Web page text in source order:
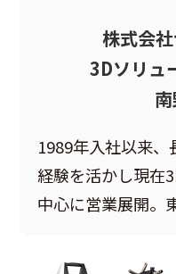
株式会
3Dソリュ
1989年入社以来、
経験を活かし現在
中心に営業展開。